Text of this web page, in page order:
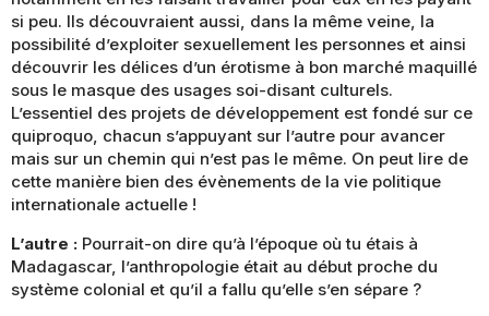
si peu. Ils découvraient aussi, dans la même veine, la
possibilité d’exploiter sexuellement les personnes et ainsi
découvrir les délices d’un érotisme à bon marché maquillé
sous le masque des usages soi-disant culturels.
L’essentiel des projets de développement est fondé sur ce
quiproquo, chacun s’appuyant sur l’autre pour avancer
mais sur un chemin qui n’est pas le même. On peut lire de
cette manière bien des évènements de la vie politique
internationale actuelle !
L’autre : Pourrait-on dire qu’à l’époque où tu étais à
Madagascar, l’anthropologie était au début proche du
système colonial et qu’il a fallu qu’elle s’en sépare ?